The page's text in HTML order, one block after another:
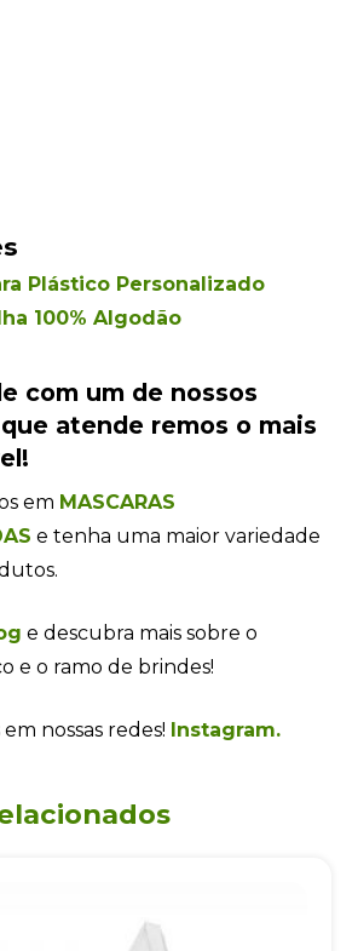
Plástico Personalizado
100% Algodão
com um de nossos
atende remos o mais
em MASCARAS
e tenha uma maior variedade
e descubra mais sobre o
e o ramo de brindes!
nossas redes! Instagram.